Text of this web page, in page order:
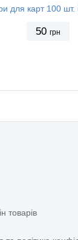
для карт 100
50 грн
товарів